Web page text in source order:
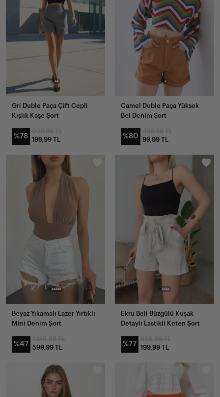
Gri Duble Paça Çift Cepli
Kışlık Kaşe Şort
%78
199,99 TL
Camel Duble Paça Yüksek
Bel Denim Şort
%80
99,99 TL
Beyaz Yıkamalı Lazer Yırtıklı
Mini Denim Şort
%47
599,99 TL
Ekru Beli Büzgülü Kuşak
Detaylı Lastikli Keten Şort
%77
199,99 TL